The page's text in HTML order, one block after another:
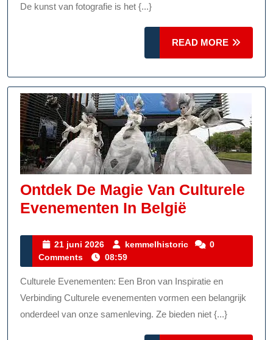
De kunst van fotografie is het {...}
READ MORE
MORE
Ontdek De Magie Van Culturele
Evenementen In België
Magie
Culturele
In
België
21 juni 2026
21
juni
2026
kemmelhistoric kemmelhistoric
0
Comments
08:59
Culturele Evenementen: Een Bron van Inspiratie en
Verbinding Culturele evenementen vormen een belangrijk
onderdeel van onze samenleving. Ze bieden niet {...}